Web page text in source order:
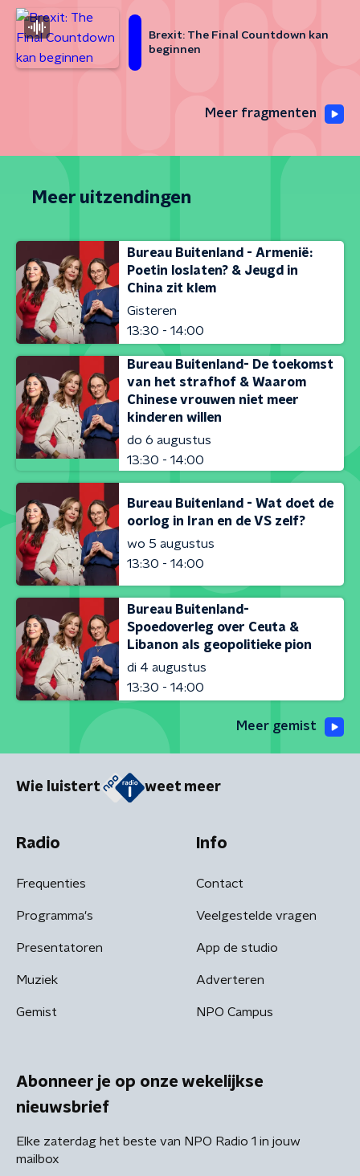
Brexit: The Final Countdown kan
beginnen
Meer fragmenten
Meer uitzendingen
Bureau Buitenland - Armenië:
Poetin loslaten? & Jeugd in
China zit klem
Gisteren
13:30 - 14:00
Bureau Buitenland- De toekomst
van het strafhof & Waarom
Chinese vrouwen niet meer
kinderen willen
do 6 augustus
13:30 - 14:00
Bureau Buitenland - Wat doet de
oorlog in Iran en de VS zelf?
wo 5 augustus
13:30 - 14:00
Bureau Buitenland-
Spoedoverleg over Ceuta &
Libanon als geopolitieke pion
di 4 augustus
13:30 - 14:00
Meer gemist
Wie luistert weet meer
Radio
Frequenties
Programma's
Presentatoren
Muziek
Gemist
Info
Contact
Veelgestelde vragen
App de studio
Adverteren
NPO Campus
Abonneer je op onze wekelijkse
nieuwsbrief
Elke zaterdag het beste van NPO Radio 1 in jouw
mailbox